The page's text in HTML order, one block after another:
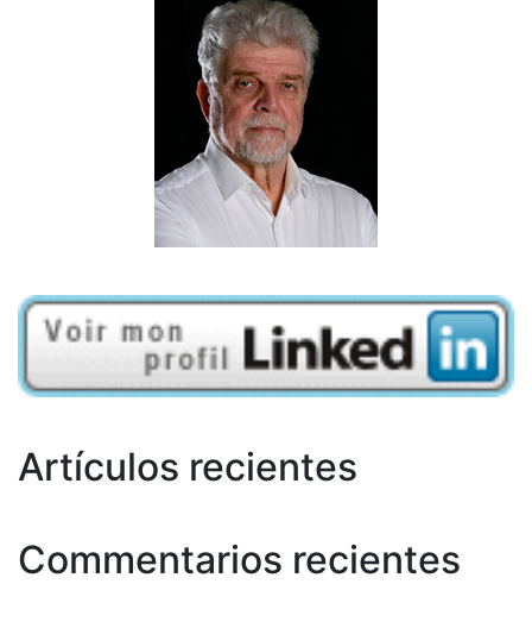
Artículos recientes
Commentarios recientes